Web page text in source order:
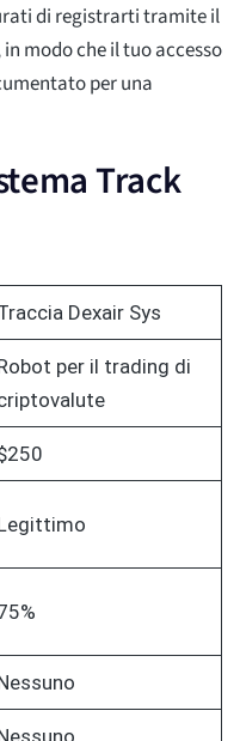
di registrarti tramite il
modo che il tuo accesso
per una
Track
Dexair Sys
per il trading di